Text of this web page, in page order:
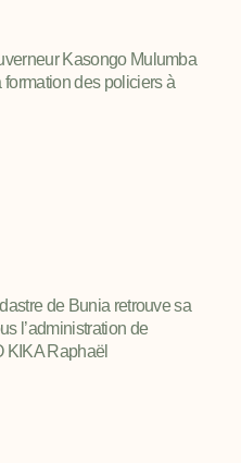
Kasongo Mulumba
formation des policiers à
de Bunia retrouve sa
l’administration de
KIKA Raphaël